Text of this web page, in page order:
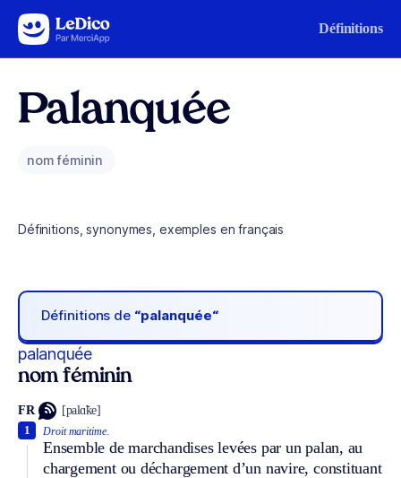
Aller au contenu Définitions
Palanquée
nom féminin
Définitions, synonymes, exemples en français
Définitions de “palanquée“
palanquée
nom féminin
FR [palɑ̃ke]
Droit maritime.
Ensemble de marchandises levées par un palan, au
chargement ou déchargement d’un navire, constituant
1